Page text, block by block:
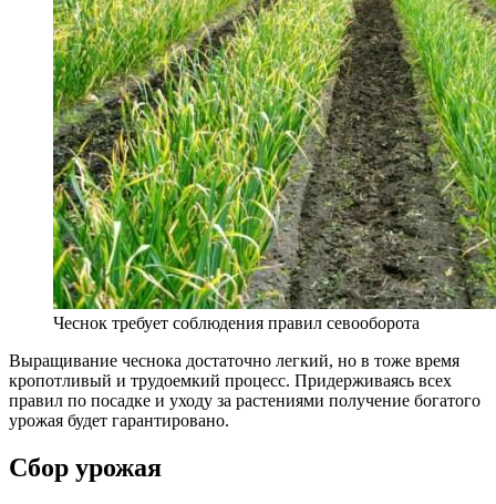
Чеснок требует соблюдения правил севооборота
Выращивание чеснока достаточно легкий, но в тоже время
кропотливый и трудоемкий процесс. Придерживаясь всех
правил по посадке и уходу за растениями получение богатого
урожая будет гарантировано.
Сбор урожая